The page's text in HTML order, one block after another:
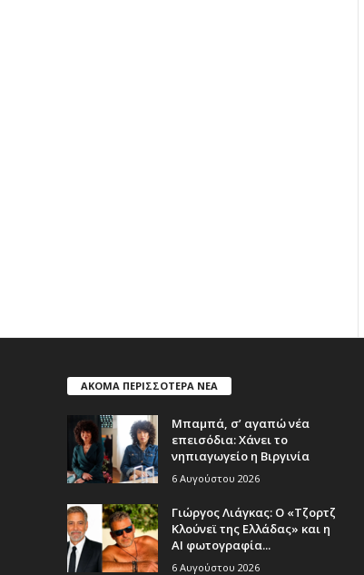
ΑΚΟΜΑ ΠΕΡΙΣΣΟΤΕΡΑ ΝΕΑ
Μπαμπά, σ’ αγαπώ νέα
επεισόδια: Χάνει το
νηπιαγωγείο η Βιργινία
6 Αυγούστου 2026
Γιώργος Λιάγκας: Ο «Τζορτζ
Κλούνεϊ της Ελλάδας» και η
AI φωτογραφία...
6 Αυγούστου 2026